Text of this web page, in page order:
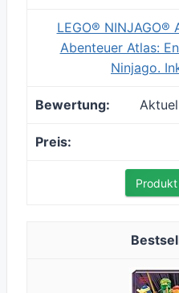
LEGO® NINJAGO®
Abenteuer Atlas:
Ninjago.